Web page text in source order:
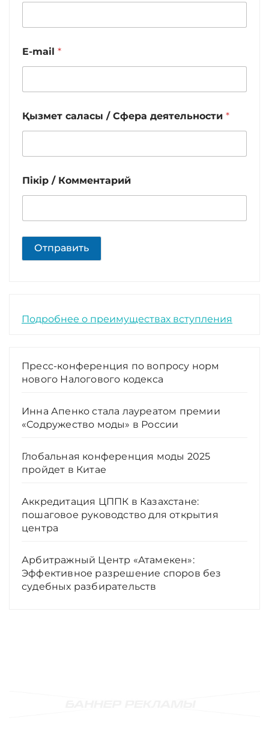
E-mail *
Қызмет саласы / Сфера деятельности *
Пікір / Комментарий
Отправить
Подробнее о преимуществах вступления
Пресс-конференция по вопросу норм
нового Налогового кодекса
Инна Апенко стала лауреатом премии
«Содружество моды» в России
Глобальная конференция моды 2025
пройдет в Китае
Аккредитация ЦППК в Казахстане:
пошаговое руководство для открытия
центра
Арбитражный Центр «Атамекен»:
Эффективное разрешение споров без
судебных разбирательств